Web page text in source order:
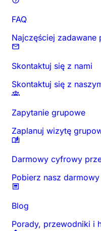
FAQ
Najczęściej zadawane
Skontaktuj się z nami
Skontaktuj się z
Zapytanie grupowe
Zaplanuj wizytę
Darmowy cyfrowy
Pobierz nasz
Blog
Porady, przewodniki i